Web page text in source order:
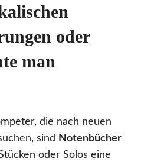
oder
man
die nach neuen
sind Notenbücher
oder Solos eine